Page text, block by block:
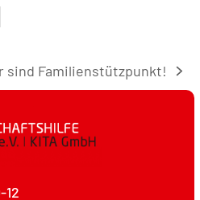
sind Familienstützpunkt!
12